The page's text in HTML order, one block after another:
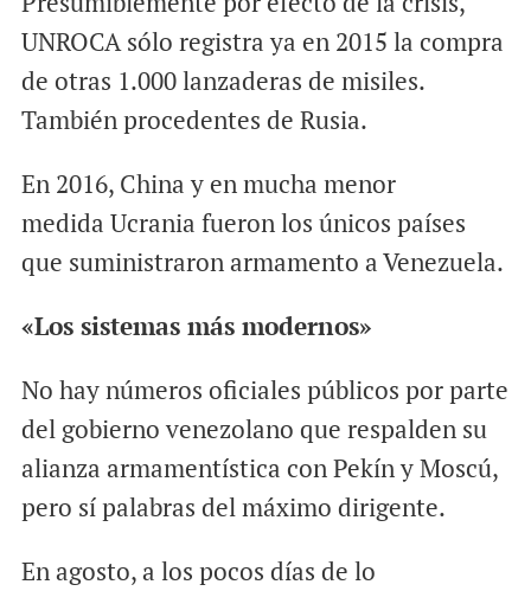
UNROCA sólo registra ya en 2015 la compra
de otras 1.000 lanzaderas de misiles.
También procedentes de Rusia.
En 2016, China y en mucha menor
medida Ucrania fueron los únicos países
que suministraron armamento a Venezuela.
«Los sistemas más modernos»
No hay números oficiales públicos por parte
del gobierno venezolano que respalden su
alianza armamentística con Pekín y Moscú,
pero sí palabras del máximo dirigente.
En agosto, a los pocos días de lo